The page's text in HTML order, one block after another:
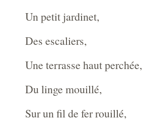
Un petit jardinet,
Des escaliers,
Une terrasse haut perchée,
Du linge mouillé,
Sur un fil de fer rouillé,